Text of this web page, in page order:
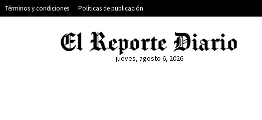
Términos y condiciones Políticas de publicación
jueves, agosto 6, 2026